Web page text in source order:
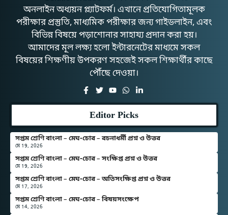
অনলাইন অধ্যয়ন প্ল্যাটফর্ম। এখানে প্রতিযোগিতামূলক
পরীক্ষার প্রস্তুতি, মাধ্যমিক পরীক্ষার জন্য গাইডলাইন, এবং
বিভিন্ন বিষয়ে পড়াশোনার সাহায্য প্রদান করা হয়।
আমাদের মূল লক্ষ্য হলো ইন্টারনেটের মাধ্যমে সকল
বিষয়ের শিক্ষণীয় উপকরণ সহজেই সকল শিক্ষার্থীর কাছে
পৌঁছে দেওয়া।
Editor Picks
সপ্তম শ্রেণি বাংলা – মেঘ-চোর – রচনাধর্মী প্রশ্ন ও উত্তর
মে 19, 2026
সপ্তম শ্রেণি বাংলা – মেঘ-চোর – সংক্ষিপ্ত প্রশ্ন ও উত্তর
মে 19, 2026
সপ্তম শ্রেণি বাংলা – মেঘ-চোর – অতিসংক্ষিপ্ত প্রশ্ন ও উত্তর
মে 17, 2026
সপ্তম শ্রেণি বাংলা – মেঘ-চোর – বিষয়সংক্ষেপ
মে 14, 2026